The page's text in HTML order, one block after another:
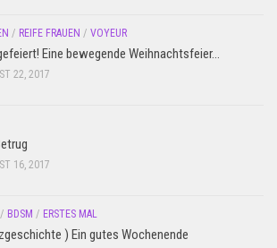
/ REIFE FRAUEN / VOYEUR
Eine bewegende Weihnachtsfeier…
22, 2017
16, 2017
/ BDSM / ERSTES MAL
) Ein gutes Wochenende